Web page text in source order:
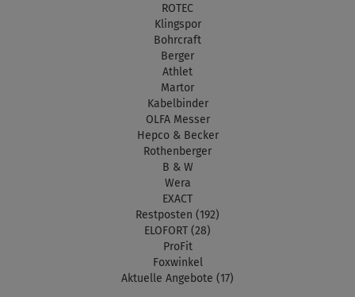
ROTEC
Klingspor
Bohrcraft
Berger
Athlet
Martor
Kabelbinder
OLFA Messer
Hepco & Becker
Rothenberger
B & W
Wera
EXACT
Restposten (192)
ELOFORT (28)
ProFit
Foxwinkel
Aktuelle Angebote (17)